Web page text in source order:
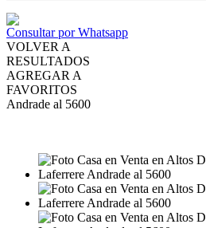
Consultar por Whatsapp
VOLVER A
RESULTADOS
AGREGAR A
FAVORITOS
Andrade al 5600